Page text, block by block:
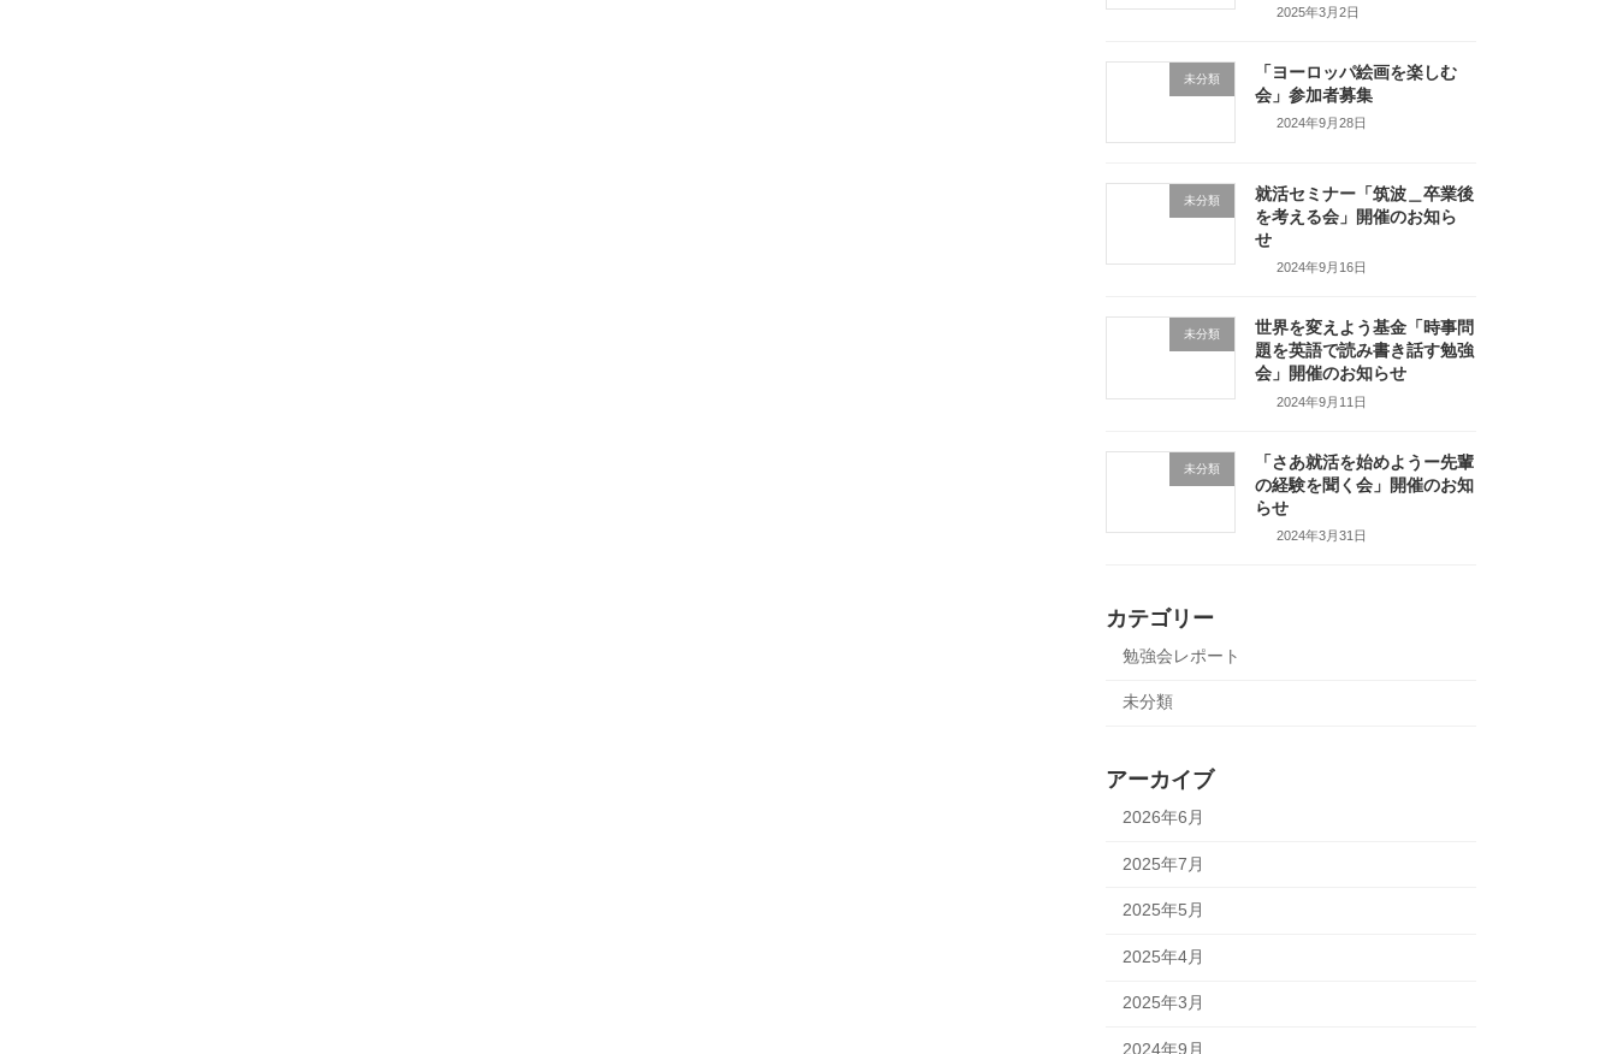
2025年3月2日
未分類
「ヨーロッパ絵画を楽しむ
会」参加者募集
2024年9月28日
未分類
就活セミナー「筑波＿卒業後
を考える会」開催のお知ら
せ
2024年9月16日
未分類
世界を変えよう基金「時事問
題を英語で読み書き話す勉強
会」開催のお知らせ
2024年9月11日
未分類
「さあ就活を始めようー先輩
の経験を聞く会」開催のお知
らせ
2024年3月31日
カテゴリー
勉強会レポート
未分類
アーカイブ
2026年6月
2025年7月
2025年5月
2025年4月
2025年3月
2024年9月